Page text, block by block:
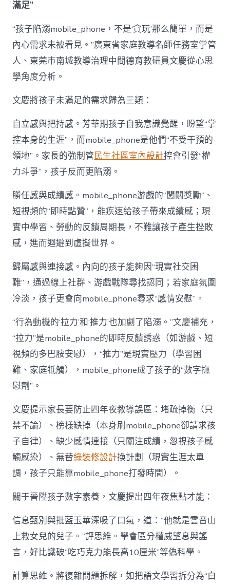
滿足”
“孩子陷溺mobile_phone，不是‘貪玩’那么簡單，而是
內心需求未被看見。”廣東省家庭教導名師任務室掌管
人、東莞市南城教導治理中間德育教研員文慶從心思
學角度分析。
文慶將孩子未滿足的需求歸為三類：
自立感與把持感。芳華期孩子自我意識覺醒，盼望“掌
控本身的生涯”，而mobile_phone是他們“不受干預的
領地”。家長的強制管民生社區室內設計控會引發“權
力斗爭”，孩子反而更陷溺。
勝任感與成績感。mobile_phone游戲的“闖關獎勵”、
短視頻的“即時點贊”，能疾速給孩子帶來成績感；現
實中學習、勞動的反饋周期長，不難讓孩子產生挫敗
感，進而迴避到虛擬世界。
歸屬感與連接感。內向的孩子能夠因“現實社交困
難”，通過線上社群、游戲戰隊尋找認同；若家庭氛圍
冷淡，孩子更會向mobile_phone尋求“感情安慰”。
“行為動機的‘拉力’和‘推力’也加劇了陷溺。”文慶補充，
“拉力”是mobile_phone的即時反饋誘惑（如游戲、短
視頻的多巴胺安慰），“推力”是現實壓力（學習困
難、家庭牴觸），mobile_phone成了孩子的“數字撫
慰劑”。
文慶提示家長要防止四年夜教導誤區：堵疏掉衡（只
禁不論）、榜樣缺掉（本身刷mobile_phone卻請求孩
子自律）、缺少感情連接（只關注成績，忽視孩子感
觸感染）、無替綠裝修設計換計劃（現實生涯太單
調，孩子只能靠mobile_phone打發時間）。
關于晉陞孩子數字素養，文慶提出四年夜焦點才能：
信息甄別與批藍玉華深吸了口氣，道：“他就是雲音山
上救女兒的兒子。”評思維。學會區分權威望息與謠
言，好比識破“吃巧克力能長高10厘米”等偽科學。
計算思維。將復雜問題拆解，如把語文學習拆分為“白